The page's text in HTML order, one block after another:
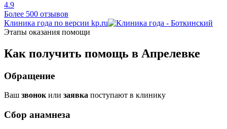
4.9
Более 500 отзывов
Клиника года по версии kp.ru
Этапы оказания помощи
Как получить помощь в Апрелевке
Обращение
Ваш звонокили заявка поступают в клинику
Сбор анамнеза